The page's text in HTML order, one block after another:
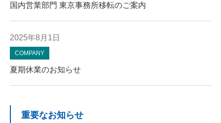
国内営業部門 東京事務所移転のご案内
2025年8月1日
COMPANY
夏期休業のお知らせ
重要なお知らせ